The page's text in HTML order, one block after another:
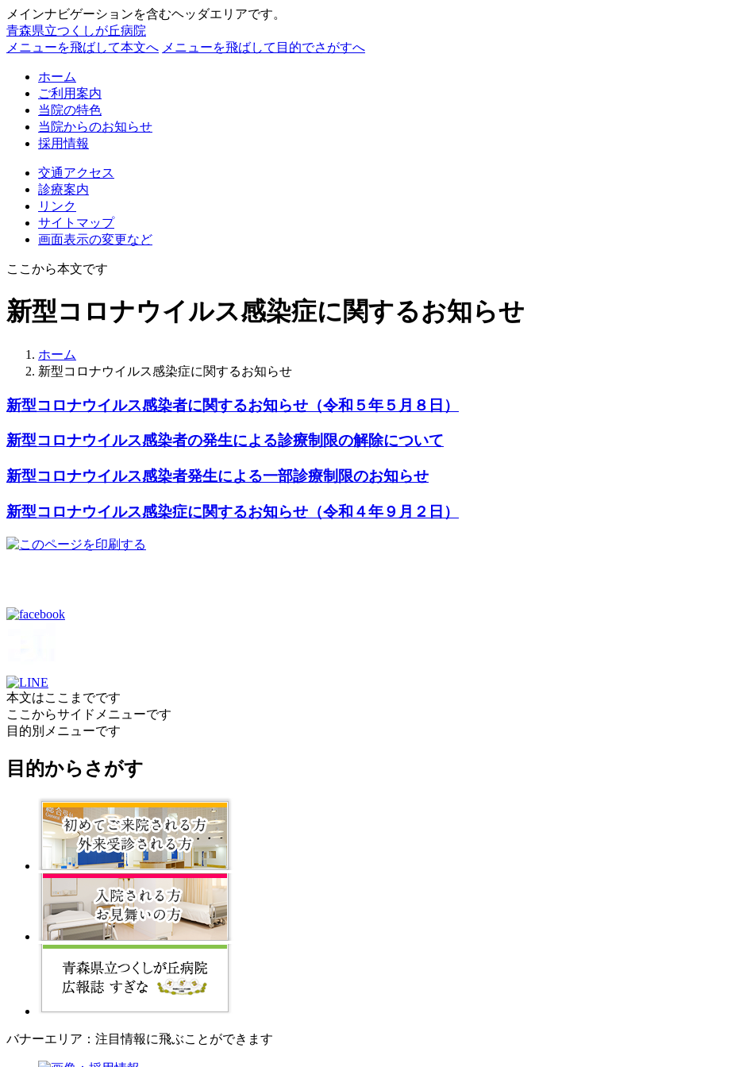
メインナビゲーションを含むヘッダエリアです。
青森県立つくしが丘病院
メニューを飛ばして本文へ メニューを飛ばして目的でさがすへ
ホーム
ご利用案内
当院の特色
当院からのお知らせ
採用情報
交通アクセス
診療案内
リンク
サイトマップ
画面表示の変更など
ここから本文です
新型コロナウイルス感染症に関するお知らせ
ホーム
新型コロナウイルス感染症に関するお知らせ
新型コロナウイルス感染者に関するお知らせ（令和５年５月８日）
新型コロナウイルス感染者の発生による診療制限の解除について
新型コロナウイルス感染者発生による一部診療制限のお知らせ
新型コロナウイルス感染症に関するお知らせ（令和４年９月２日）
本文はここまでです
ここからサイドメニューです
目的別メニューです
目的からさがす
バナーエリア：注目情報に飛ぶことができます